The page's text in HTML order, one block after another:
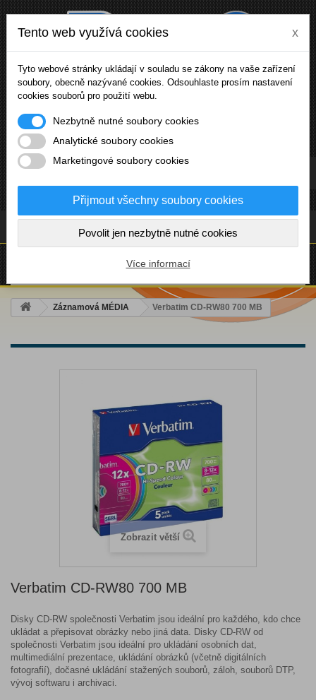
(prázdný)
Záznamová MÉDIA Verbatim CD-RW80 700 MB
Zobrazit větší
Verbatim CD-RW80 700 MB
Disky CD-RW společnosti Verbatim jsou ideální pro každého, kdo chce
ukládat a přepisovat obrázky nebo jiná data. Disky CD-RW od
společnosti Verbatim jsou ideální pro ukládání osobních dat,
multimediální prezentace, ukládání obrázků (včetně digitálních
fotografií), dočasné ukládání stažených souborů, záloh, souborů DTP,
vývoj softwaru i archivaci.
Tento web využívá cookies x
Tyto webové stránky ukládají v souladu se zákony na vaše zařízení
soubory, obecně nazývané cookies. Odsouhlaste prosím nastavení
cookies souborů pro použití webu.
Nezbytně nutné soubory cookies
Analytické soubory cookies
Marketingové soubory cookies
Přijmout všechny soubory cookies
Povolit jen nezbytně nutné cookies
Více informací